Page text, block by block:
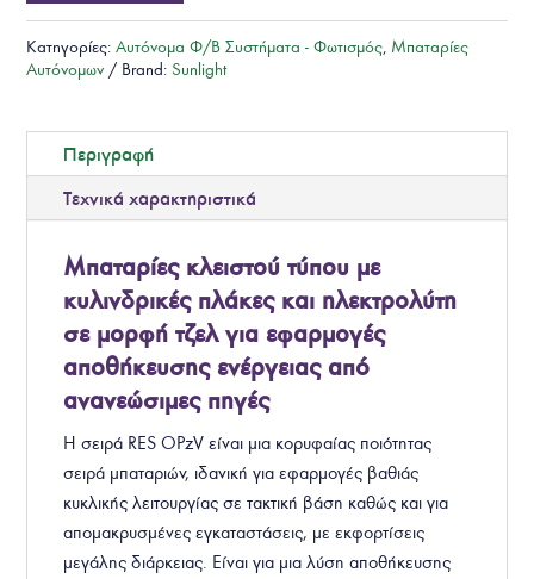
Κατηγορίες:Αυτόνομα Φ/Β Συστήματα - Φωτισμός, Μπαταρίες
Αυτόνομων
Brand: Sunlight
Περιγραφή
Τεχνικά χαρακτηριστικά
Μπαταρίες κλειστού τύπου με
κυλινδρικές πλάκες και ηλεκτρολύτη
σε μορφή τζελ για εφαρμογές
αποθήκευσης ενέργειας από
ανανεώσιμες πηγές
Η σειρά RES OPzV είναι μια κορυφαίας ποιότητας
σειρά μπαταριών, ιδανική για εφαρμογές βαθιάς
κυκλικής λειτουργίας σε τακτική βάση καθώς και για
απομακρυσμένες εγκαταστάσεις, με εκφορτίσεις
μεγάλης διάρκειας. Είναι για μια λύση αποθήκευσης